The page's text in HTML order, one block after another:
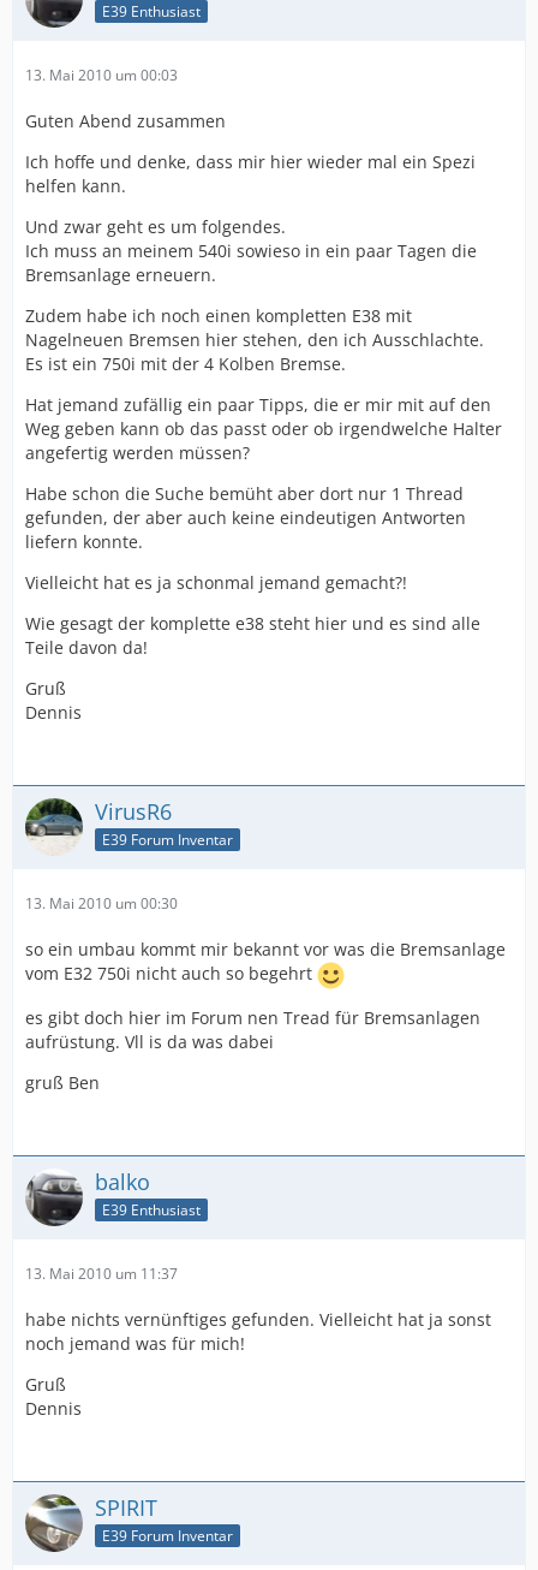
E39 Enthusiast
13. Mai 2010 um 00:03
Guten Abend zusammen
Ich hoffe und denke, dass mir hier wieder mal ein Spezi
helfen kann.
Und zwar geht es um folgendes.
Ich muss an meinem 540i sowieso in ein paar Tagen die
Bremsanlage erneuern.
Zudem habe ich noch einen kompletten E38 mit
Nagelneuen Bremsen hier stehen, den ich Ausschlachte.
Es ist ein 750i mit der 4 Kolben Bremse.
Hat jemand zufällig ein paar Tipps, die er mir mit auf den
Weg geben kann ob das passt oder ob irgendwelche Halter
angefertig werden müssen?
Habe schon die Suche bemüht aber dort nur 1 Thread
gefunden, der aber auch keine eindeutigen Antworten
liefern konnte.
Vielleicht hat es ja schonmal jemand gemacht?!
Wie gesagt der komplette e38 steht hier und es sind alle
Teile davon da!
Gruß
Dennis
VirusR6
E39 Forum Inventar
13. Mai 2010 um 00:30
so ein umbau kommt mir bekannt vor was die Bremsanlage
vom E32 750i nicht auch so begehrt
es gibt doch hier im Forum nen Tread für Bremsanlagen
aufrüstung. Vll is da was dabei
gruß Ben
balko
E39 Enthusiast
13. Mai 2010 um 11:37
habe nichts vernünftiges gefunden. Vielleicht hat ja sonst
noch jemand was für mich!
Gruß
Dennis
SPIRIT
E39 Forum Inventar